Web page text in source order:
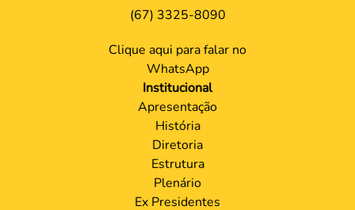
(67) 3325-8090
Clique aqui para falar no
WhatsApp
Institucional
Apresentação
História
Diretoria
Estrutura
Plenário
Ex Presidentes